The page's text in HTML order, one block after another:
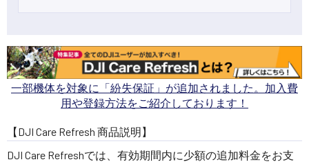
一部機体を対象に「紛失保証」が追加されました。加入費
用や登録方法をご紹介しております！
【DJI Care Refresh 商品説明】
DJI Care Refreshでは、有効期間内に少額の追加料金をお支